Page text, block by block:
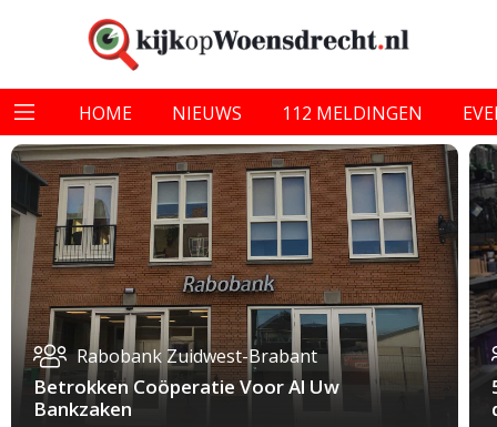
HOME NIEUWS 112 MELDINGEN
Rabobank Zuidwest-Brabant
Betrokken Coöperatie Voor Al Uw
Bankzaken